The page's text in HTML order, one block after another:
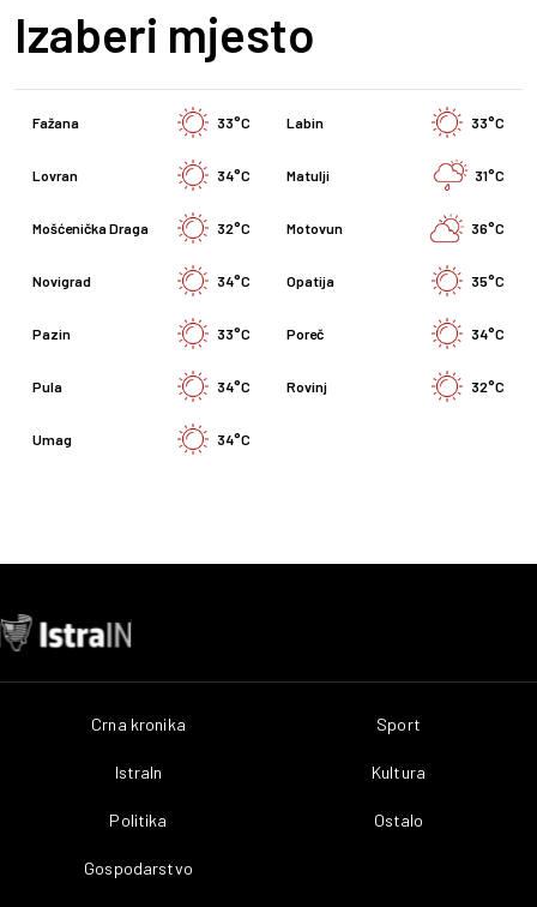
Izaberi mjesto
Fažana 33°C Labin 33°C
Lovran 34°C Matulji 31°C
Mošćenička Draga 32°C Motovun 36°C
Novigrad 34°C Opatija 35°C
Pazin 33°C Poreč 34°C
Pula 34°C Rovinj 32°C
Umag 34°C
Crna kronika
IstraIn
Politika
Gospodarstvo
Sport
Kultura
Ostalo